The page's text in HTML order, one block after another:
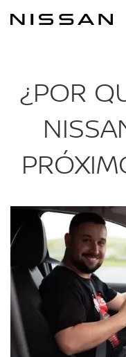
¿POR